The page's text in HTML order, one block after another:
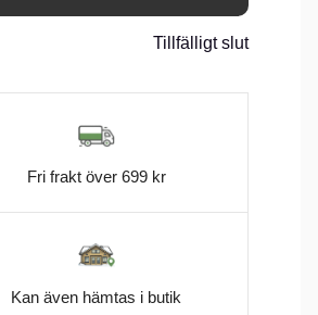
Tillfälligt slut
Fri frakt över 699 kr
Kan även hämtas i butik